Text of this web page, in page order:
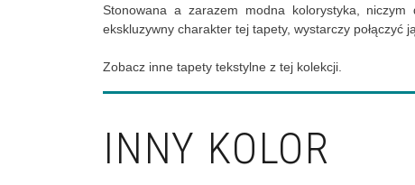
Stonowana a zarazem modna kolorystyka,
ekskluzywny charakter tej tapety, wystarczy połączyć
Zobacz inne tapety tekstylne z tej kolekcji.
INNY KOLOR